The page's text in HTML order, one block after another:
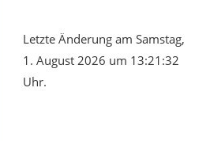
Letzte Änderung am Samstag,
1. August 2026 um 13:21:32
Uhr.